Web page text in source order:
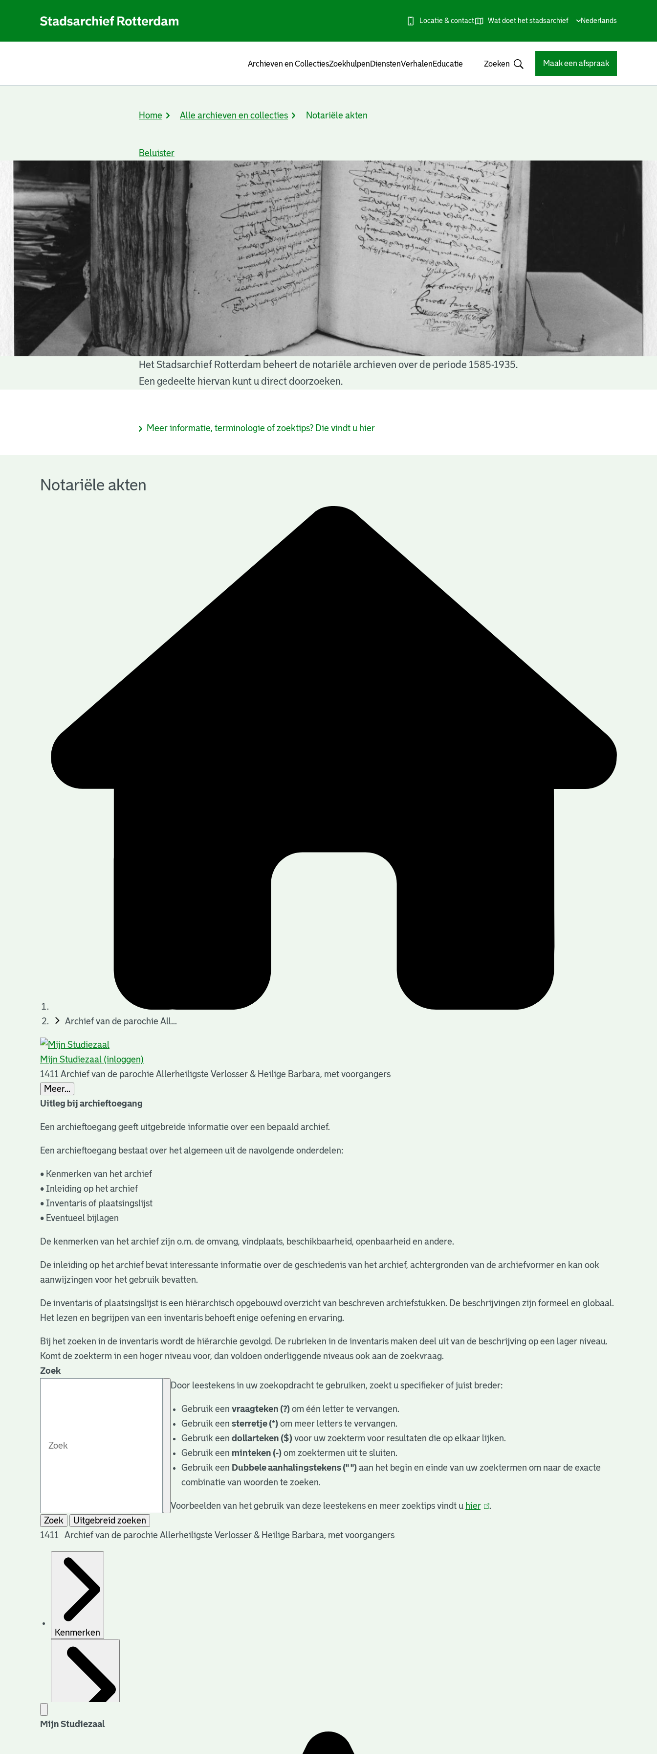
Locatie & contact Wat doet het stadsarchief
Huidige
Nederlands
Archieven en CollectiesZoekhulpenDienstenVerhalenEducatie Zoeken Maak een afspraak
Kruimelpad
Home Alle archieven en collecties Notariële akten
Beluister
Het Stadsarchief Rotterdam beheert de notariële archieven over de periode 1585-1935.
Een gedeelte hiervan kunt u direct doorzoeken.
Informatiepagina's
archieven
Meer informatie, terminologie of zoektips? Die vindt u hier
Notariële akten
Archief van de parochie All...
Mijn Studiezaal (inloggen)
1411 Archief van de parochie Allerheiligste Verlosser & Heilige Barbara, met voorgangers
Meer...
Uitleg bij archieftoegang
Een archieftoegang geeft uitgebreide informatie over een bepaald archief.
Een archieftoegang bestaat over het algemeen uit de navolgende onderdelen:
• Kenmerken van het archief
• Inleiding op het archief
• Inventaris of plaatsingslijst
• Eventueel bijlagen
De kenmerken van het archief zijn o.m. de omvang, vindplaats, beschikbaarheid, openbaarheid en andere.
De inleiding op het archief bevat interessante informatie over de geschiedenis van het archief, achtergronden van de archiefvormer en kan ook
aanwijzingen voor het gebruik bevatten.
De inventaris of plaatsingslijst is een hiërarchisch opgebouwd overzicht van beschreven archiefstukken. De beschrijvingen zijn formeel en globaal.
Het lezen en begrijpen van een inventaris behoeft enige oefening en ervaring.
Bij het zoeken in de inventaris wordt de hiërarchie gevolgd. De rubrieken in de inventaris maken deel uit van de beschrijving op een lager niveau.
Komt de zoekterm in een hoger niveau voor, dan voldoen onderliggende niveaus ook aan de zoekvraag.
Zoek
Door leestekens in uw zoekopdracht te gebruiken, zoekt u specifieker of juist breder:
Gebruik eenvraagteken (?) om één letter te vervangen.
Gebruik eensterretje (*) om meer letters te vervangen.
Gebruik eendollarteken ($) voor uw zoekterm voor resultaten die op elkaar lijken.
Gebruik een minteken (-) om zoektermen uit te sluiten.
Gebruik een Dubbele aanhalingstekens (" ") aan het begin en einde van uw zoektermen om naar de exacte
combinatie van woorden te zoeken.
Voorbeelden van het gebruik van deze leestekens en meer zoektips vindt u hier(link
.
Zoek
Uitgebreid zoeken
1411 Archief van de parochie Allerheiligste Verlosser & Heilige Barbara, met voorgangers
Kenmerken
Mijn Studiezaal